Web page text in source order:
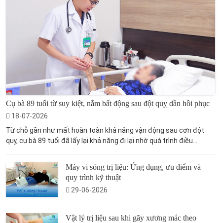
Cụ bà 89 tuổi từ suy kiệt, nằm bất động sau đột quỵ dần hồi phục
18-07-2026
Từ chỗ gần như mất hoàn toàn khả năng vận động sau cơn đột
quỵ, cụ bà 89 tuổi đã lấy lại khả năng đi lại nhờ quá trình điều...
Máy vi sóng trị liệu: Ứng dụng, ưu điểm và
quy trình kỹ thuật
29-06-2026
Vật lý trị liệu sau khi gãy xương mác theo